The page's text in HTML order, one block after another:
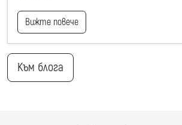
Вижте повече
Към блога